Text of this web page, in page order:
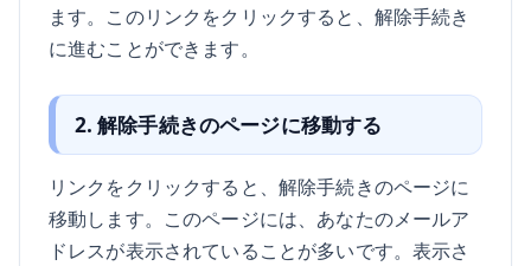
ます。このリンクをクリックすると、解除手続き
に進むことができます。
2. 解除手続きのページに移動する
リンクをクリックすると、解除手続きのページに
移動します。このページには、あなたのメールア
ドレスが表示されていることが多いです。表示さ